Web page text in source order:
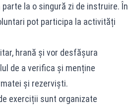
la o singură zi de instruire. În
pot participa la activități
hrană și vor desfășura
de a verifica și menține
și rezerviști.
exerciții sunt organizate